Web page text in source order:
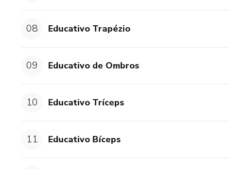
08 Educativo Trapézio
09 Educativo de Ombros
10 Educativo Tríceps
11 Educativo Bíceps